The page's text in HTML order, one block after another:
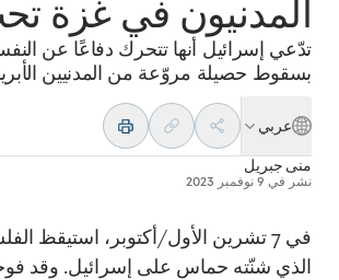
المدنيون في غزة
تدّعي إسرائيل أنها تتحرك دفاعًا عن
بسقوط حصيلة مروّعة من المدنيين
عربي
منى جبريل
نشر في 9 نوفمبر 2023
في 7 تشرين الأول/أكتوبر، استيقظ
الذي شنّته حماس على إسرائيل. وقد